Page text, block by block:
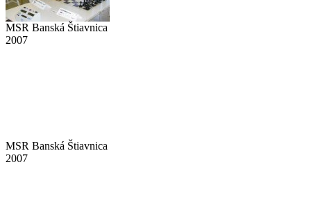
MSR Banská Štiavnica
2007
MSR Banská Štiavnica
2007